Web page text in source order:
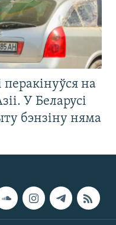
перакінуўся на
У Беларусі
бэнзіну няма